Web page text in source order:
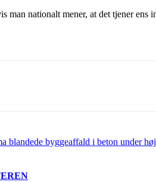
man nationalt mener, at det tjener
blandede byggeaffald i beton under